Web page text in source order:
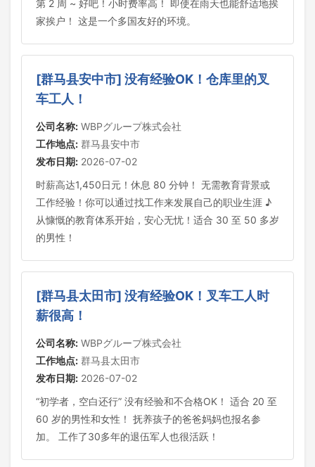
第 2 周 ~ 好吧！小时费率高！ 即使在雨天也能舒适地挨
家挨户！ 这是一个多国友好的环境。
[群马县安中市] 没有经验OK！仓库里的叉
车工人！
公司名称: WBPグループ株式会社
工作地点: 群马县安中市
发布日期: 2026-07-02
时薪高达1,450日元！休息 80 分钟！ 无需教育背景或
工作经验！你可以通过找工作来发展自己的职业生涯 ♪
从慷慨的教育体系开始，安心无忧！适合 30 至 50 多岁
的男性！
[群马县太田市] 没有经验OK！叉车工人时
薪很高！
公司名称: WBPグループ株式会社
工作地点: 群马县太田市
发布日期: 2026-07-02
“初学者，空白还行” 没有经验和不合格OK！ 适合 20 至
60 岁的男性和女性！ 抚养孩子的爸爸妈妈也报名参
加。 工作了30多年的退伍军人也很活跃！